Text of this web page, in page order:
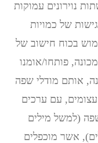
נוירונים עמוקות
של כמויות
בכוח חישוב של
פותחו/אומנו
אותם מודלי שפה
עצומים, עם ערכים
(למשל מילים
אשר מוכפלים